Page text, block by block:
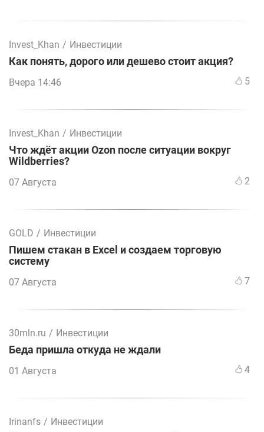
Invest_Khan / Инвестиции
Как понять, дорого или дешево стоит акция?
Вчера 14:46 5
Invest_Khan / Инвестиции
Что ждёт акции Ozon после ситуации вокруг
Wildberries?
07 Августа 2
GOLD / Инвестиции
Пишем стакан в Excel и создаем торговую
систему
07 Августа 7
30mln.ru / Инвестиции
Беда пришла откуда не ждали
01 Августа 4
Irinanfs / Инвестиции